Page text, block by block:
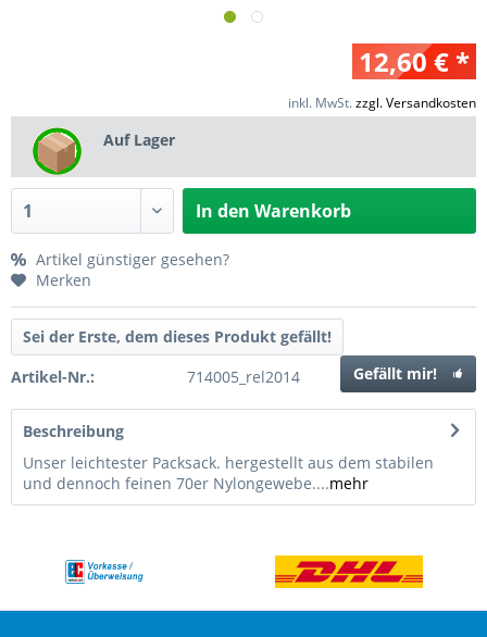
12,60 € *
inkl. MwSt.zzgl. Versandkosten
Auf Lager
In den Warenkorb
Artikel günstiger gesehen?
Merken
Sei der Erste, dem dieses Produkt gefällt!
Gefällt mir!
Artikel-Nr.: 714005_rel2014
Beschreibung
Unser leichtester Packsack. hergestellt aus dem stabilen
und dennoch feinen 70er Nylongewebe....mehr